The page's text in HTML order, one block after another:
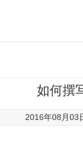
如何撰
2016年08月03